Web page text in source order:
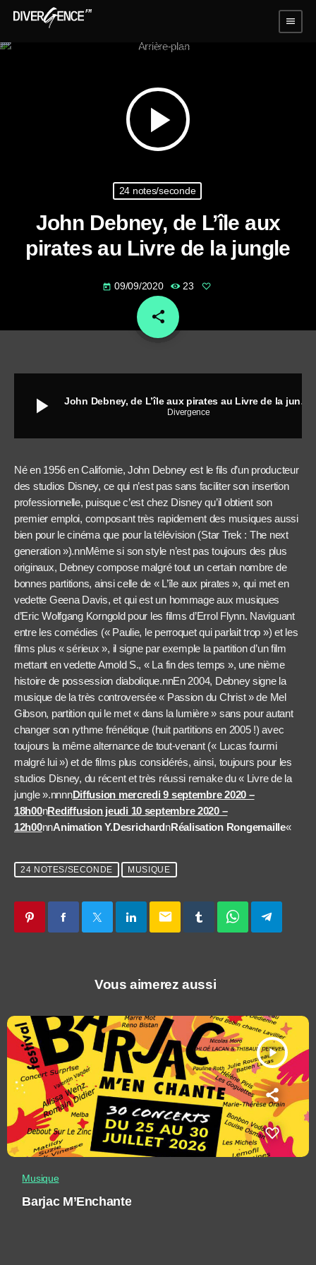
menu
play_arrow
24 notes/seconde
John Debney, de L’île aux
pirates au Livre de la jungle
today 09/09/2020 23
share
email
play_arrow John Debney, de L’île aux pirates au Livre de la jungle
Divergence
Né en 1956 en Californie, John Debney est le fils d’un producteur
des studios Disney, ce qui n’est pas sans faciliter son insertion
professionnelle, puisque c’est chez Disney qu’il obtient son
premier emploi, composant très rapidement des musiques aussi
bien pour le cinéma que pour la télévision (Star Trek : The next
generation »).nnMême si son style n’est pas toujours des plus
originaux, Debney compose malgré tout un certain nombre de
bonnes partitions, ainsi celle de « L’île aux pirates », qui met en
vedette Geena Davis, et qui est un hommage aux musiques
d’Eric Wolfgang Korngold pour les films d’Errol Flynn. Naviguant
entre les comédies (« Paulie, le perroquet qui parlait trop ») et les
films plus « sérieux », il signe par exemple la partition d’un film
mettant en vedette Arnold S., « La fin des temps », une nième
histoire de possession diabolique.nnEn 2004, Debney signe la
musique de la très controversée « Passion du Christ » de Mel
Gibson, partition qui le met « dans la lumière » sans pour autant
changer son rythme frénétique (huit partitions en 2005 !) avec
toujours la même alternance de tout-venant (« Lucas fourmi
malgré lui ») et de films plus considérés, ainsi, toujours pour les
studios Disney, du récent et très réussi remake du « Livre de la
jungle ».nnnnDiffusion mercredi 9 septembre 2020 –
18h00nRediffusion jeudi 10 septembre 2020 –
12h00nnAnimation Y.DesrichardnRéalisation Rongemaille«
24 NOTES/SECONDE MUSIQUE
email
Vous aimerez aussi
play_arrow
Musique
Barjac M’Enchante